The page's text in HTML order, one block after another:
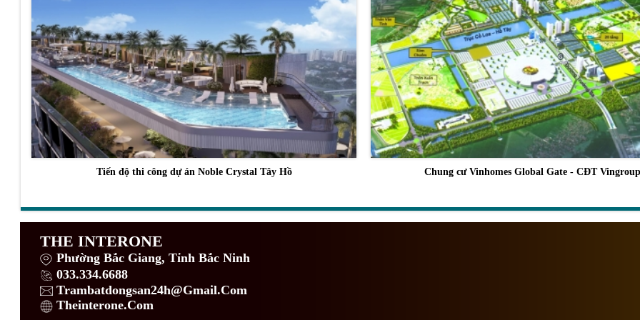
Tiến độ thi công dự án Noble Crystal Tây Hồ Chung cư Vinhomes Global Gate - CĐT
THE INTERONE
Phường Bắc Giang, Tỉnh Bắc Ninh
033.334.6688
Trambatdongsan24h@Gmail.Com
Theinterone.Com